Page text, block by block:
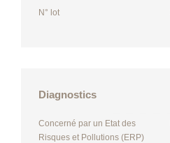
N° lot
Diagnostics
Concerné par un Etat des
Risques et Pollutions (ERP)